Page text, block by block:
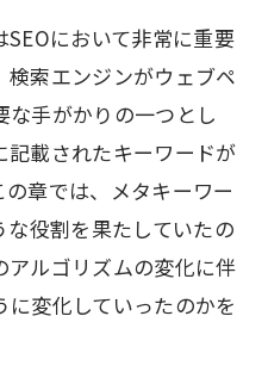
において非常に重要
索エンジンがウェブペ
手がかりの一つとし
載されたキーワードが
章では、メタキーワー
な役割を果たしていたの
ルゴリズムの変化に伴
変化していったのかを